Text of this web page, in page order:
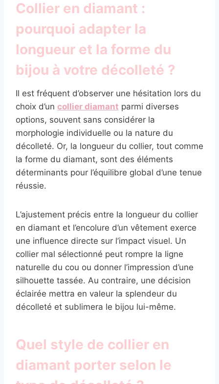
Collier en diamant :
pourquoi adapter la
longueur et la forme du
bijou à votre décolleté ?
Il est fréquent d’observer une hésitation lors du
choix d’un collier diamant parmi diverses
options, souvent sans considérer la
morphologie individuelle ou la nature du
décolleté. Or, la longueur du collier, tout comme
la forme du diamant, sont des éléments
déterminants pour l’équilibre global d’une tenue
réussie.
L’ajustement précis entre la longueur du collier
en diamant et l’encolure d’un vêtement exerce
une influence directe sur l’impact visuel. Un
collier mal sélectionné peut rompre la ligne
naturelle du cou ou donner l’impression d’une
silhouette tassée. Au contraire, une décision
éclairée mettra en valeur la splendeur du
décolleté et sublimera le bijou lui-même.
Quel style de collier en
diamant porter selon le